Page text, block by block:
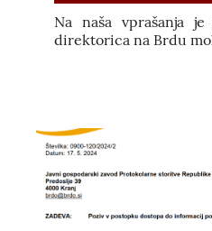
Na naša vprašanja
direktorica na Brdu